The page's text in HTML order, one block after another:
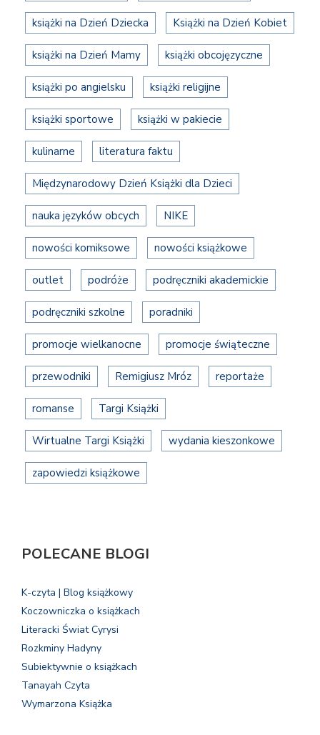
książki na Dzień Dziecka Książki na Dzień Kobiet
książki na Dzień Mamy książki obcojęzyczne
książki po angielsku książki religijne
książki sportowe książki w pakiecie
kulinarne literatura faktu
Międzynarodowy Dzień Książki dla Dzieci
nauka języków obcych NIKE
nowości komiksowe nowości książkowe
outlet podróże podręczniki akademickie
podręczniki szkolne poradniki
promocje wielkanocne promocje świąteczne
przewodniki Remigiusz Mróz reportaże
romanse Targi Książki
Wirtualne Targi Książki wydania kieszonkowe
zapowiedzi książkowe
POLECANE BLOGI
K-czyta | Blog książkowy
Koczowniczka o książkach
Literacki Świat Cyrysi
Rozkminy Hadyny
Subiektywnie o książkach
Tanayah Czyta
Wymarzona Książka